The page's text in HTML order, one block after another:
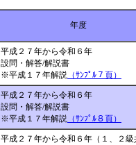
年度
平成２７年から令和６年
設問・解答/解説書
※平成１７年解説 （ｻﾝﾌﾟﾙ７頁）
平成２７年から令和６年
設問・解答/解説書
※平成１７年解説 （ｻﾝﾌﾟﾙ８頁）
平成２７年から令和６年（１、２級